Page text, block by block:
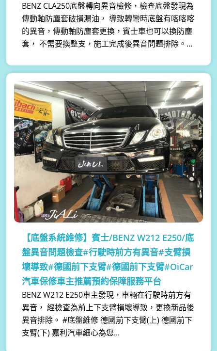
BENZ CLA250底盤轉向異音檢修，檢查底盤發現為
傳動軸防塵套破損漏油， 導致轉彎時底盤有喀喀喀
的異音，傳動軸防塵套更換，賓士車也可以換防塵
套， 不需要換整支，施工完成後異音問題排除。...
【底盤系統維修】賓士/BENZ W212 E250/底
盤異音問題檢查#行駛時前方有異音#支臂損
壞導致#德國前下支臂#德國前下支臂#OiCar
汽車保修車主推薦預約保障服務平台
BENZ W212 E250車主發現，車輛在行駛時前方有
異音， 經檢查為前上下支臂損壞導致，更換新品後
異音排除。 #底盤維修 德國前下支臂(上) 德國前下
支臂(下) 嘉利汽車細心為您...